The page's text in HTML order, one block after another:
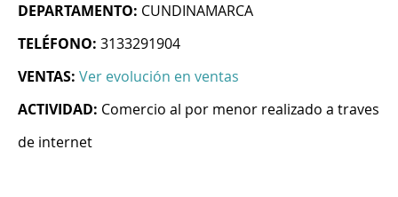
DEPARTAMENTO: CUNDINAMARCA
TELÉFONO: 3133291904
VENTAS: Ver evolución en ventas
ACTIVIDAD: Comercio al por menor realizado a traves
de internet